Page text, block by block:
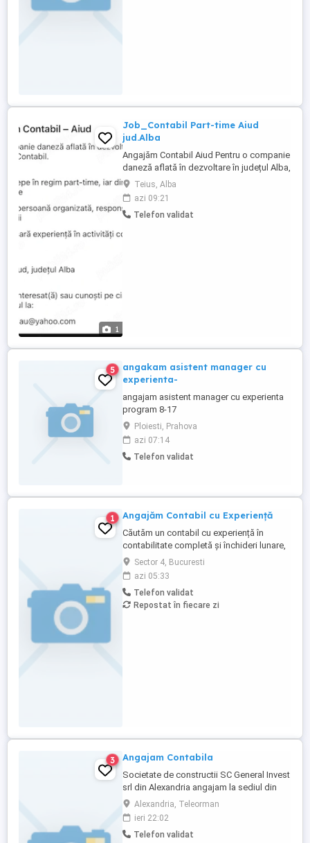
1
Job_Contabil Part-time Aiud
jud.Alba
Angajăm Contabil Aiud Pentru o companie
daneză aflată în dezvoltare în județul Alba,
căutăm Contabil. Poziția începe în regim
part-time, iar din toamnă va deveni full-
time Căutăm o persoană organizată,
responsabilă și atentă la detalii Este
Teius, Alba
azi 09:21
Telefon validat
5
angakam asistent manager cu
experienta-
angajam asistent manager cu experienta
program 8-17
Ploiesti, Prahova
azi 07:14
Telefon validat
1 Angajăm Contabil cu Experiență
Căutăm un contabil cu experiență în
contabilitate completă și închideri lunare,
organizat, sociabil și dornic să lucreze
într-o echipă tânără și dinamică. Cerințe:
Studii medii superioare în domeniu; Minim
5 ani experiență în contabilitate;
Cunoștințe solide fiscal-contabile;
Sector 4, Bucuresti
azi 05:33
Telefon validat
Repostat în fiecare zi
3 Angajam Contabila
Societate de constructii SC General Invest
srl din Alexandria angajam la sediul din
Alexandria CONTABILA cu experienta in
contabilitate minim 5 ani .Cautam
persoana responsabila ,cu experienta in
domeniu .Oferim seroizitate ,salariu
Alexandria, Teleorman
ieri 22:02
Telefon validat